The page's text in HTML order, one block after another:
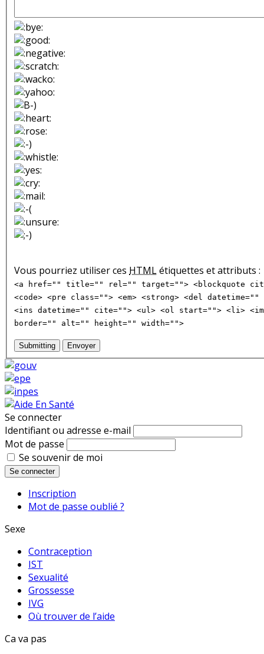
Vous pourriez utiliser ces HTMLétiquettes et attributs :
<a href="" title="" rel="" target=""> <blockquote
<code> <pre class=""> <em> <strong> <del
<ins datetime="" cite=""> <ul> <ol start=""> <li>
border="" alt="" height="" width="">
Submitting Envoyer
Se connecter
Identifiant ou adresse e-mail
Mot de passe
Se souvenir de moi
Se connecter
Inscription
Mot de passe oublié ?
Sexe
Contraception
IST
Sexualité
Grossesse
IVG
Où trouver de l’aide
Ca va pas